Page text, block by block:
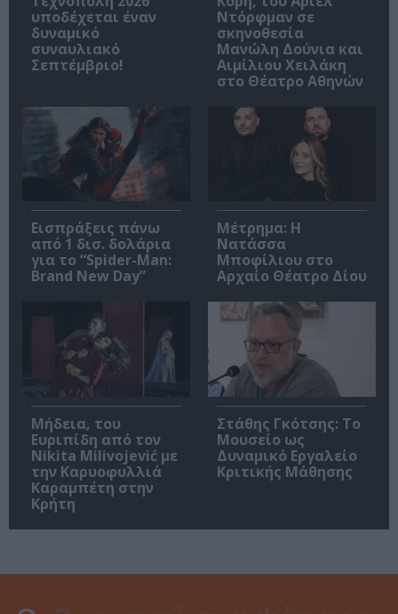
υποδέχεται έναν
δυναμικό
συναυλιακό
Σεπτέμβριο!
Ντόρφμαν σε
σκηνοθεσία
Μανώλη Δούνια και
Αιμίλιου Χειλάκη
στο Θέατρο Αθηνών
Εισπράξεις πάνω
από 1 δισ. δολάρια
για το “Spider-Man:
Brand New Day”
Μέτρημα: Η
Νατάσσα
Μποφίλιου στο
Αρχαίο Θέατρο Δίου
Μήδεια, του
Ευριπίδη από τον
Nikita Milivojević με
την Καρυοφυλλιά
Καραμπέτη στην
Κρήτη
Στάθης Γκότσης: Το
Μουσείο ως
Δυναμικό Εργαλείο
Κριτικής Μάθησης